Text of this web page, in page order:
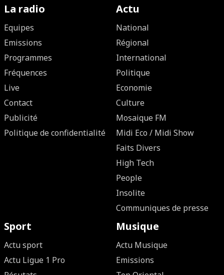
La radio
Equipes
Emissions
Programmes
Fréquences
Live
Contact
Publicité
Politique de confidentialité
Actu
National
Régional
International
Politique
Economie
Culture
Mosaique FM
Midi Eco / Midi Show
Faits Divers
High Tech
People
Insolite
Communiques de presse
Sport
Actu sport
Actu Ligue 1 Pro
Musique
Actu Musique
Emissions